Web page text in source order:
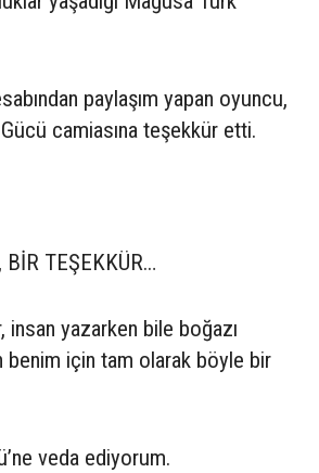
paylaşım yapan oyuncu,
camiasına teşekkür etti.
BİR TEŞEKKÜR…
insan yazarken bile boğazı
benim için tam olarak böyle bir
veda ediyorum.